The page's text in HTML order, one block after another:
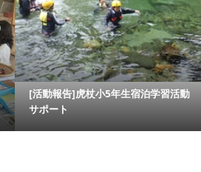
[活動報告]虎杖小5年生宿泊学習活動
サポート